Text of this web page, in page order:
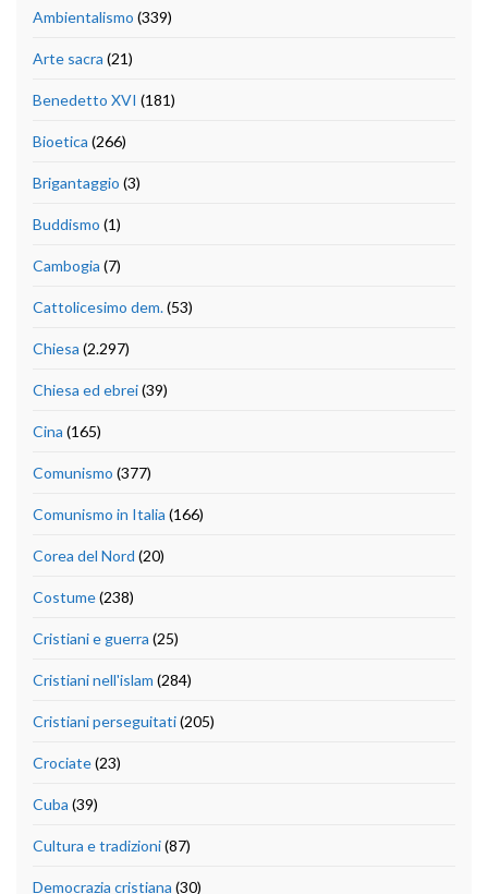
Ambientalismo (339)
Arte sacra (21)
Benedetto XVI (181)
Bioetica (266)
Brigantaggio (3)
Buddismo (1)
Cambogia (7)
Cattolicesimo dem.(53)
Chiesa (2.297)
Chiesa ed ebrei(39)
Cina (165)
Comunismo (377)
Comunismo in Italia (166)
Corea del Nord (20)
Costume(238)
Cristiani e guerra (25)
Cristiani nell'islam (284)
Cristiani perseguitati(205)
Crociate(23)
Cuba (39)
Cultura e tradizioni(87)
Democrazia cristiana (30)